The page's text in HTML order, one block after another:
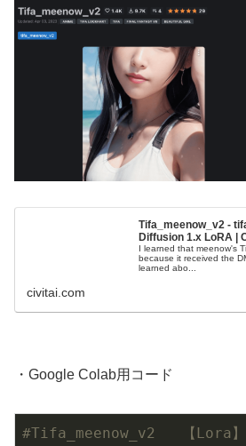
Tifa_meenow_v2 -
Diffusion 1.x LoRA |
I learned that meenow's
because it received the
learned abo...
civitai.com
・Google Colab用コード
#Tifa_meenow_v2   【Lora】